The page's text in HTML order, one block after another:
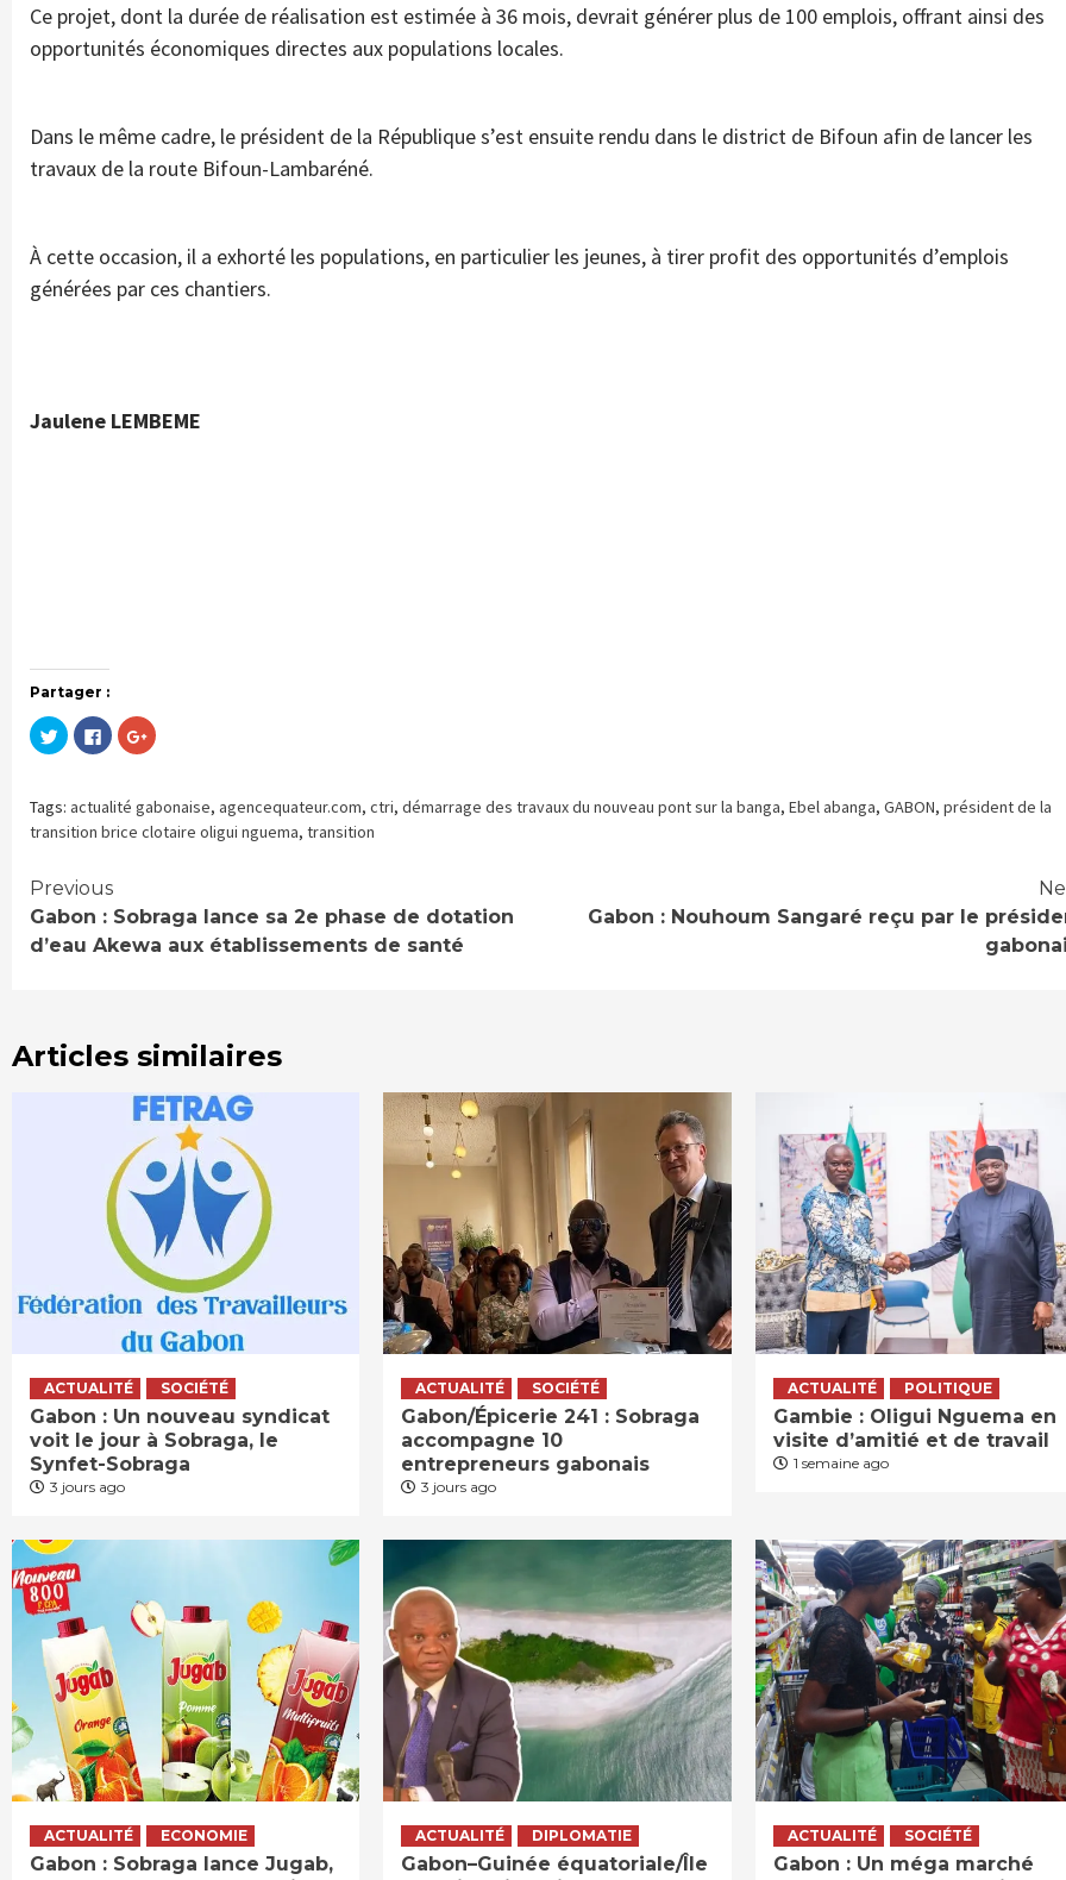
Ce projet, dont la durée de réalisation est estimée à 36 mois, devrait générer plus de 100 emplois, offrant ainsi des
opportunités économiques directes aux populations locales.
Dans le même cadre, le président de la République s’est ensuite rendu dans le district de Bifoun afin de lancer les
travaux de la route Bifoun-Lambaréné.
À cette occasion, il a exhorté les populations, en particulier les jeunes, à tirer profit des opportunités d’emplois
générées par ces chantiers.
Jaulene LEMBEME
Partager :
Cliquez
pour
partager
dans
une
nouvelle
Cliquez
pour
partager
dans
une
nouvelle
Cliquez
pour
(ouvre
dans
une
Tags: actualité gabonaise, agencequateur.com, ctri, démarrage des travaux du nouveau pont sur la banga, Ebel abanga, GABON, président de la
transition brice clotaire oligui nguema, transition
Continue
Reading
Previous
Gabon : Sobraga lance sa 2e phase de dotation
d’eau Akewa aux établissements de santé
Gabon : Nouhoum Sangaré reçu par le
Articles similaires
ACTUALITÉ SOCIÉTÉ
Gabon : Un nouveau syndicat
voit le jour à Sobraga, le
Synfet-Sobraga
3 jours ago
ACTUALITÉ SOCIÉTÉ
Gabon/Épicerie 241 : Sobraga
accompagne 10
entrepreneurs gabonais
3 jours ago
ACTUALITÉ POLITIQUE
Gambie : Oligui Nguema en
visite d’amitié et de travail
1 semaine ago
ACTUALITÉ ECONOMIE
Gabon : Sobraga lance Jugab,
ACTUALITÉ DIPLOMATIE
Gabon–Guinée équatoriale/Île
ACTUALITÉ SOCIÉTÉ
Gabon : Un méga marché